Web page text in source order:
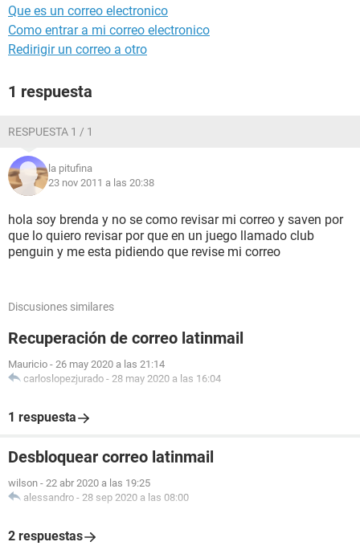
Que es un correo electronico
Como entrar a mi correo electronico
Redirigir un correo a otro
1 respuesta
RESPUESTA 1 / 1
la pitufina
23 nov 2011 a las 20:38
hola soy brenda y no se como revisar mi correo y saven por
que lo quiero revisar por que en un juego llamado club
penguin y me esta pidiendo que revise mi correo
Discusiones similares
Recuperación de correo latinmail
Mauricio - 26 may 2020 a las 21:14
carloslopezjurado - 28 may 2020 a las 16:04
1 respuesta
Desbloquear correo latinmail
wilson - 22 abr 2020 a las 19:25
alessandro - 28 sep 2020 a las 08:00
2 respuestas